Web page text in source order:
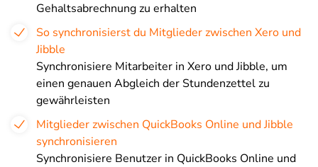
Gehaltsabrechnung zu erhalten
So synchronisierst du Mitglieder zwischen Xero und
Jibble
Synchronisiere Mitarbeiter in Xero und Jibble, um
einen genauen Abgleich der Stundenzettel zu
gewährleisten
Mitglieder zwischen QuickBooks Online und Jibble
synchronisieren
Synchronisiere Benutzer in QuickBooks Online und